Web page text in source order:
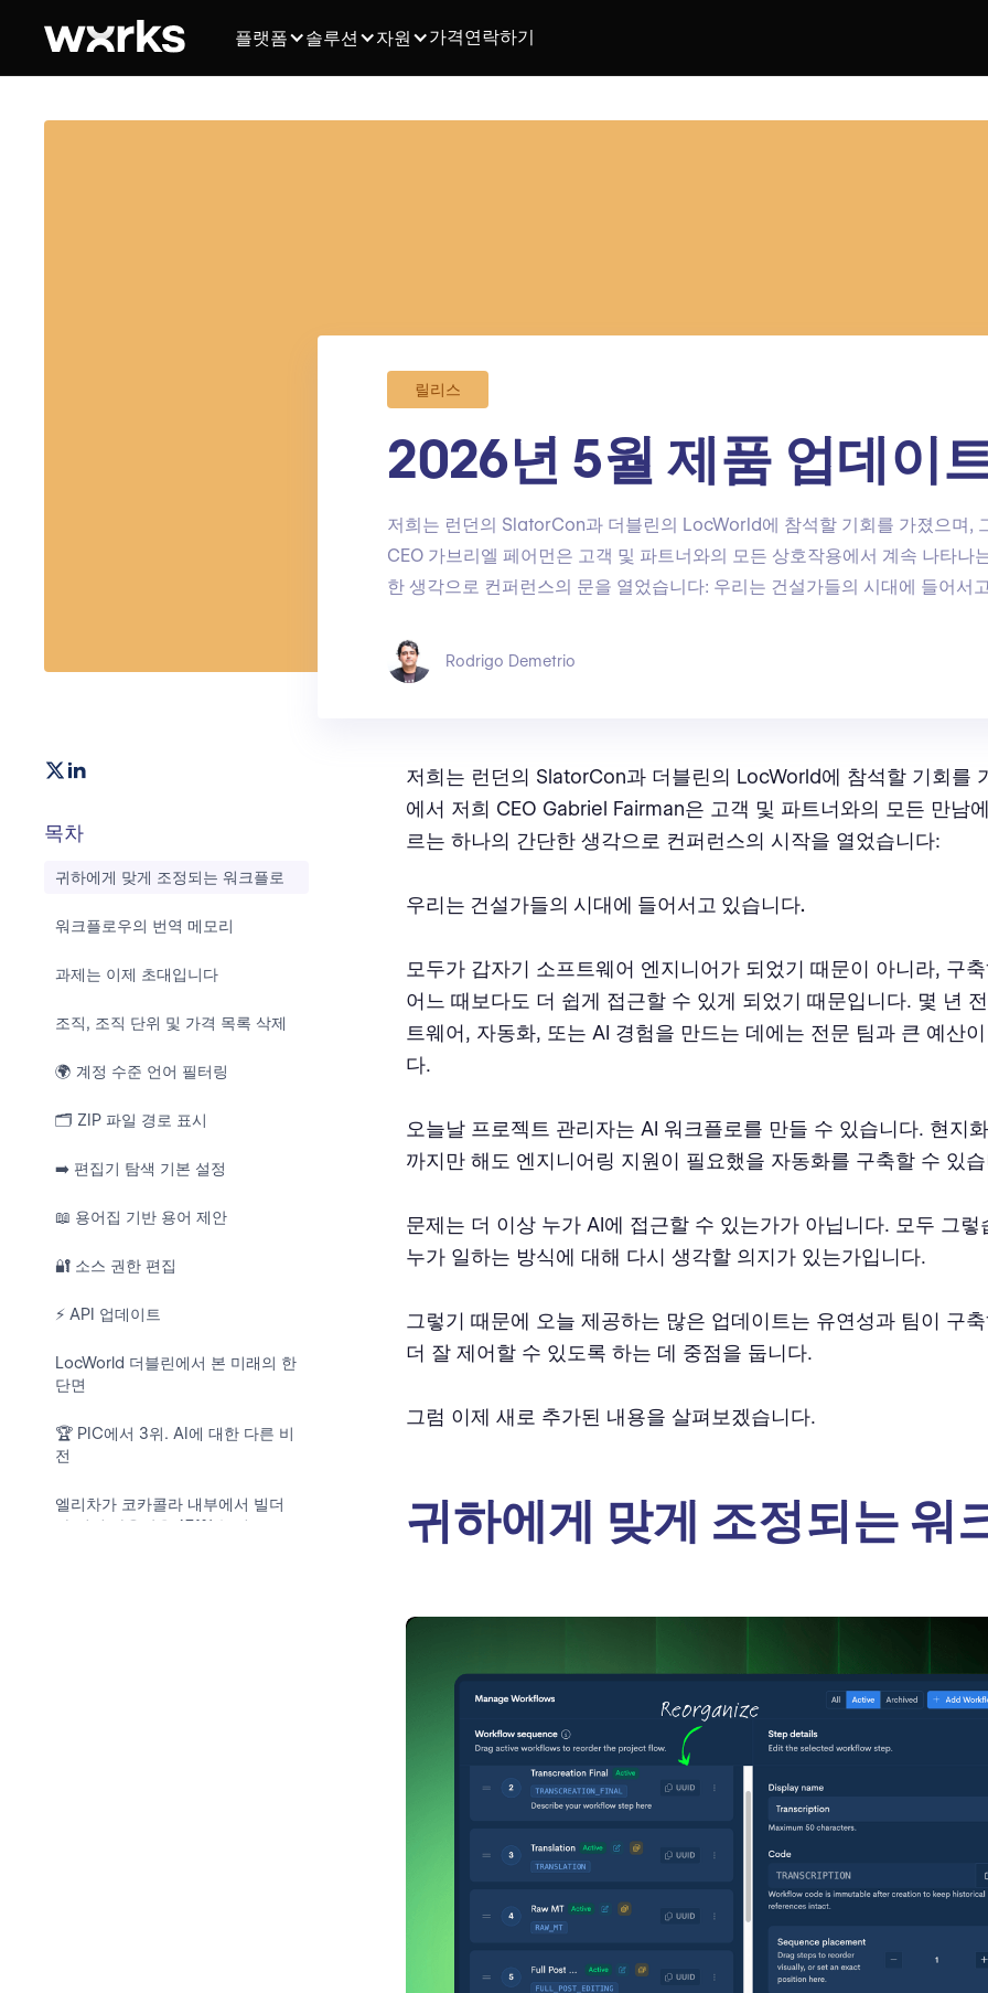
플랫폼 솔루션 자원 가격연락하기
릴리스
2026년 5월 제품 업데이
저희는 런던의 SlatorCon과 더블린의 LocWorld에 참석할 기회를 가졌으며,
CEO 가브리엘 페어먼은 고객 및 파트너와의 모든 상호작용에서 계속 나타나
한 생각으로 컨퍼런스의 문을 열었습니다: 우리는 건설가들의 시대에 들어서
Rodrigo Demetrio
목차
귀하에게 맞게 조정되는 워크플로
워크플로우의 번역 메모리
과제는 이제 초대입니다
조직, 조직 단위 및 가격 목록 삭제
🌍 계정 수준 언어 필터링
🗂️ ZIP 파일 경로 표시
➡️ 편집기 탐색 기본 설정
📖 용어집 기반 용어 제안
🔐 소스 권한 편집
⚡ API 업데이트
LocWorld 더블린에서 본 미래의 한
단면
​🏆 PIC에서 3위. AI에 대한 다른 비
전
엘리차가 코카콜라 내부에서 빌더
가 되어 사용량을 671% 늘리고, 로
저희는 런던의 SlatorCon과 더블린의 LocWorld에 참석할 기회를
에서 저희 CEO Gabriel Fairman은 고객 및 파트너와의 모든 만남
르는 하나의 간단한 생각으로 컨퍼런스의 시작을 열었습니다:
우리는 건설가들의 시대에 들어서고 있습니다.
모두가 갑자기 소프트웨어 엔지니어가 되었기 때문이 아니라, 구
어느 때보다도 더 쉽게 접근할 수 있게 되었기 때문입니다. 몇 년
트웨어, 자동화, 또는 AI 경험을 만드는 데에는 전문 팀과 큰 예산
다.
오늘날 프로젝트 관리자는 AI 워크플로를 만들 수 있습니다. 현지
까지만 해도 엔지니어링 지원이 필요했을 자동화를 구축할 수 있
문제는 더 이상 누가 AI에 접근할 수 있는가가 아닙니다. 모두 그렇
누가 일하는 방식에 대해 다시 생각할 의지가 있는가입니다.
그렇기 때문에 오늘 제공하는 많은 업데이트는 유연성과 팀이 구
더 잘 제어할 수 있도록 하는 데 중점을 둡니다.
그럼 이제 새로 추가된 내용을 살펴보겠습니다.
귀하에게 맞게 조정되는 워